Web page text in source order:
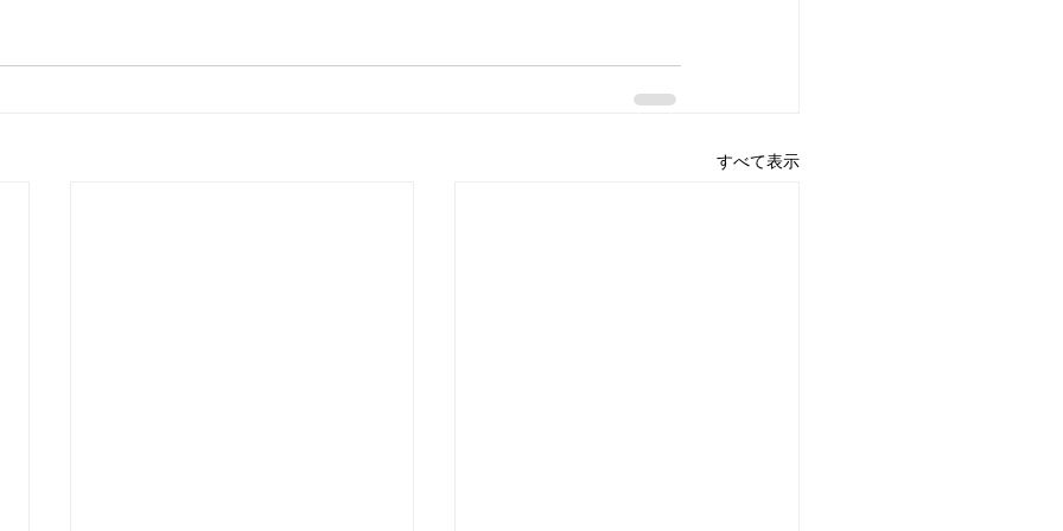
すべて表示